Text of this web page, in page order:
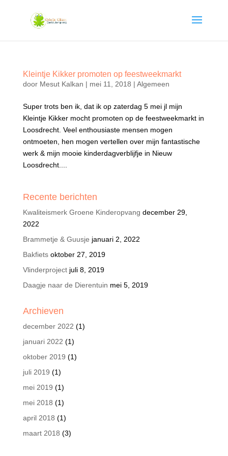
Kleintje Kikker promoten op feestweekmarkt
door Mesut Kalkan | mei 11, 2018 | Algemeen
Super trots ben ik, dat ik op zaterdag 5 mei jl mijn
Kleintje Kikker mocht promoten op de feestweekmarkt in
Loosdrecht. Veel enthousiaste mensen mogen
ontmoeten, hen mogen vertellen over mijn fantastische
werk & mijn mooie kinderdagverblijfje in Nieuw
Loosdrecht....
Recente berichten
Kwaliteismerk Groene Kinderopvang december 29,
2022
Brammetje & Guusje januari 2, 2022
Bakfiets oktober 27, 2019
Vlinderproject juli 8, 2019
Daagje naar de Dierentuin mei 5, 2019
Archieven
december 2022 (1)
januari 2022 (1)
oktober 2019 (1)
juli 2019 (1)
mei 2019 (1)
mei 2018 (1)
april 2018 (1)
maart 2018 (3)